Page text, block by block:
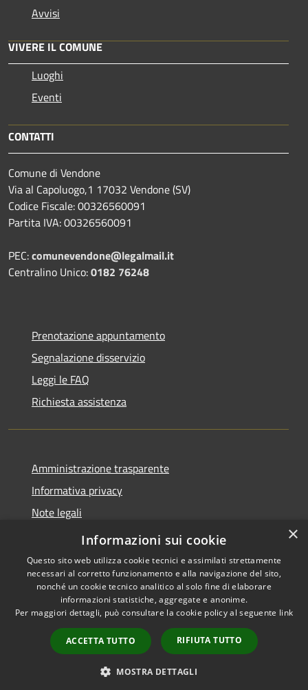
Avvisi
VIVERE IL COMUNE
Luoghi
Eventi
CONTATTI
Comune di Vendone
Via al Capoluogo,1 17032 Vendone (SV)
Codice Fiscale: 00326560091
Partita IVA: 00326560091
PEC:comunevendone@legalmail.it
Centralino Unico:0182 76248
Prenotazione appuntamento
Segnalazione disservizio
Leggi le FAQ
Richiesta assistenza
Amministrazione trasparente
Informativa privacy
Note legali
Dichiarazione di accessibilità
Accessibilità
Copyright © 2026 • Comune di
Vendone • Powered by
Municipium•
Accesso
redazione
×
Informazioni sui cookie
Questo sito web utilizza cookie tecnici e assimilati strettamente
necessari al corretto funzionamento e alla navigazione del sito,
nonché un cookie tecnico analitico al solo fine di elaborare
informazioni statistiche, aggregate e anonime.
Per maggiori dettagli, può consultare la cookie policy al seguente link
ACCETTA TUTTO RIFIUTA TUTTO
MOSTRA DETTAGLI